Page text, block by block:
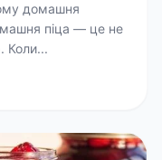
домашня
піца — це не
Коли...